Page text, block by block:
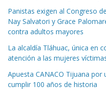
Panistas exigen al Congreso
Nay Salvatori y Grace
contra adultos mayores
La alcaldía Tláhuac, única en
atención a las mujeres
Apuesta CANACO Tijuana por
cumplir 100 años de historia